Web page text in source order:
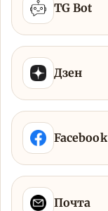
TG Bot
Дзен
Facebook
Почта